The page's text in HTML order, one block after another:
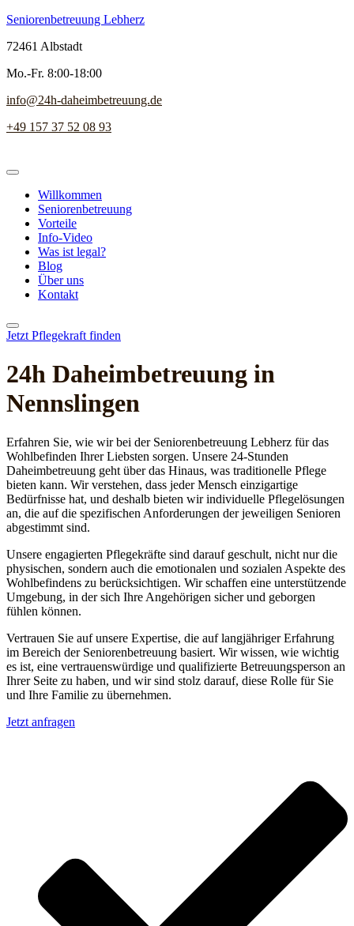
Seniorenbetreuung Lebherz
72461 Albstadt
Mo.-Fr. 8:00-18:00
info@24h-daheimbetreuung.de
+49 157 37 52 08 93
Willkommen
Seniorenbetreuung
Vorteile
Info-Video
Was ist legal?
Blog
Über uns
Kontakt
Jetzt Pflegekraft finden
24h Daheim­betreuung in
Nennslingen
Erfahren Sie, wie wir bei der Seniorenbetreuung Lebherz für das
Wohlbefinden Ihrer Liebsten sorgen. Unsere 24-Stunden
Daheimbetreuung geht über das Hinaus, was traditionelle Pflege
bieten kann. Wir verstehen, dass jeder Mensch einzigartige
Bedürfnisse hat, und deshalb bieten wir individuelle Pflegelösungen
an, die auf die spezifischen Anforderungen der jeweiligen Senioren
abgestimmt sind.
Unsere engagierten Pflegekräfte sind darauf geschult, nicht nur die
physischen, sondern auch die emotionalen und sozialen Aspekte des
Wohlbefindens zu berücksichtigen. Wir schaffen eine unterstützende
Umgebung, in der sich Ihre Angehörigen sicher und geborgen
fühlen können.
Vertrauen Sie auf unsere Expertise, die auf langjähriger Erfahrung
im Bereich der Seniorenbetreuung basiert. Wir wissen, wie wichtig
es ist, eine vertrauenswürdige und qualifizierte Betreuungsperson an
Ihrer Seite zu haben, und wir sind stolz darauf, diese Rolle für Sie
und Ihre Familie zu übernehmen.
Jetzt anfragen